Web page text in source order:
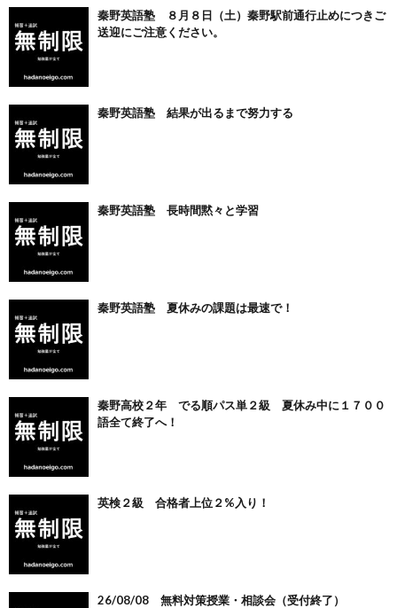
秦野英語塾 ８月８日（土）秦野駅前通行止めにつきご
送迎にご注意ください。
秦野英語塾 結果が出るまで努力する
秦野英語塾 長時間黙々と学習
秦野英語塾 夏休みの課題は最速で！
秦野高校２年 でる順パス単２級 夏休み中に１７００
語全て終了へ！
英検２級 合格者上位２%入り！
26/08/08 無料対策授業・相談会（受付終了）